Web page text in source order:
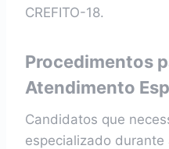
CREFITO-18.
Procedimentos
Atendimento
Candidatos que
especializado